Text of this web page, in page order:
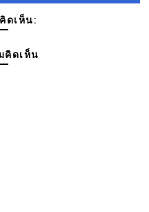
ดเห็น:
คิดเห็น